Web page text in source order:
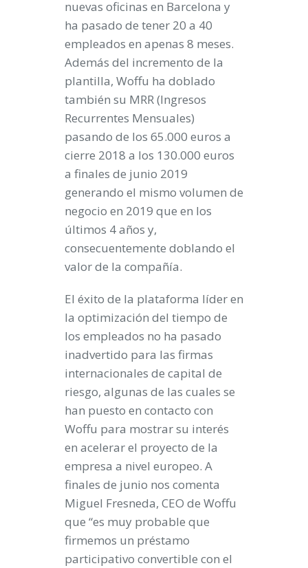
nuevas oficinas en Barcelona y
ha pasado de tener 20 a 40
empleados en apenas 8 meses.
Además del incremento de la
plantilla, Woffu ha doblado
también su MRR (Ingresos
Recurrentes Mensuales)
pasando de los 65.000 euros a
cierre 2018 a los 130.000 euros
a finales de junio 2019
generando el mismo volumen de
negocio en 2019 que en los
últimos 4 años y,
consecuentemente doblando el
valor de la compañía.
El éxito de la plataforma líder en
la optimización del tiempo de
los empleados no ha pasado
inadvertido para las firmas
internacionales de capital de
riesgo, algunas de las cuales se
han puesto en contacto con
Woffu para mostrar su interés
en acelerar el proyecto de la
empresa a nivel europeo. A
finales de junio nos comenta
Miguel Fresneda, CEO de Woffu
que “es muy probable que
firmemos un préstamo
participativo convertible con el